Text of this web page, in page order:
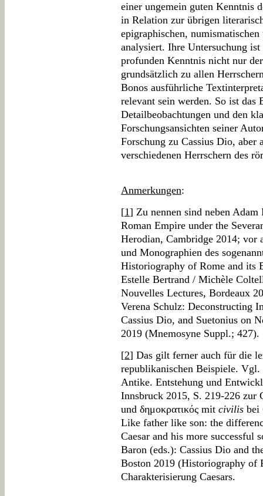
einer ungemein guten Kenntnis
in Relation zur übrigen
epigraphischen,
analysiert. Ihre Untersuchung
profunden Kenntnis nicht nur
grundsätzlich zu allen
Bonos ausführliche
relevant sein werden. So ist das
Detailbeobachtungen und den
Forschungsansichten seiner
Forschung zu Cassius Dio, aber
verschiedenen Herrschern des
Anmerkungen:
[1] Zu nennen sind neben
Roman Empire under the
Herodian, Cambridge 2014; vor
und Monographien des
Historiography of Rome and its
Estelle Bertrand / Michèle
Nouvelles Lectures, Bordeaux
Verena Schulz: Deconstructing
Cassius Dio, and Suetonius on
2019 (Mnemosyne Suppl.; 427).
[2] Das gilt ferner auch für die
republikanischen Beispiele.
Antike. Entstehung und
Innsbruck 2015, S. 219-226 zur
und δημοκρατικός mit civilis bei
Like father like son: the
Caesar and his more successful
Baron (eds.): Cassius Dio and
Boston 2019 (Historiography of
Charakterisierung Caesars.